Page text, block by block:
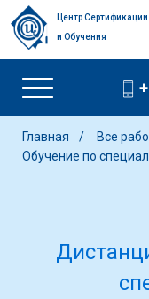
Центр Сертификации
и Обучения
Главная
Все
Обучение по